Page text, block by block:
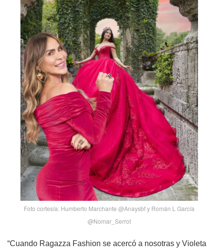
Foto cortesía: Humberto Marchante @Anaysbf y Román L García
@Nomar_Serrot
“Cuando Ragazza Fashion se acercó a nosotras y Violeta